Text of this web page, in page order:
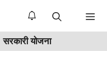
सरकारी योजना